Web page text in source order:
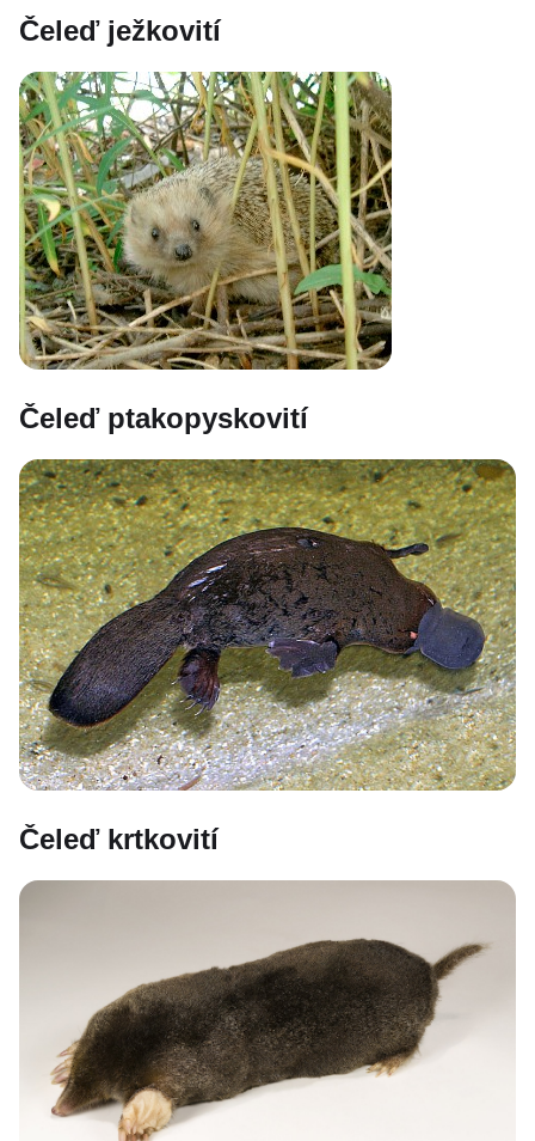
Čeleď ježkovití
Čeleď ptakopyskovití
Čeleď krtkovití